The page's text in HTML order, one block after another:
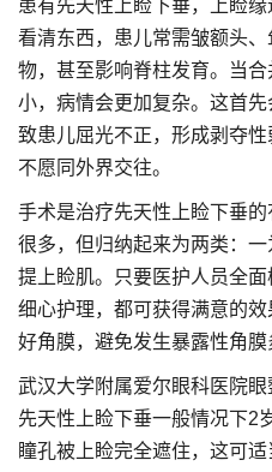
患有先天性上睑下垂，上睑
看清东西，患儿常需皱额头
物，甚至影响脊柱发育。当
小，病情会更加复杂。这首
致患儿屈光不正，形成剥夺性
不愿同外界交往。
手术是治疗先天性上睑下垂
很多，但归纳起来为两类：
提上睑肌。只要医护人员全面
细心护理，都可获得满意的
好角膜，避免发生暴露性角膜
武汉大学附属爱尔眼科医院眼
先天性上睑下垂一般情况下2
瞳孔被上睑完全遮住，这可